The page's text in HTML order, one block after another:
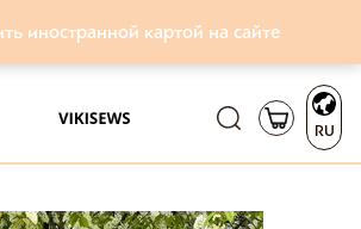
иностранной картой на сайте
RU